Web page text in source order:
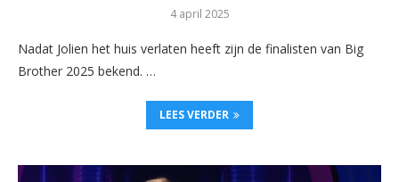
4 april 2025
Nadat Jolien het huis verlaten heeft zijn de finalisten van Big
Brother 2025 bekend. …
LEES VERDER